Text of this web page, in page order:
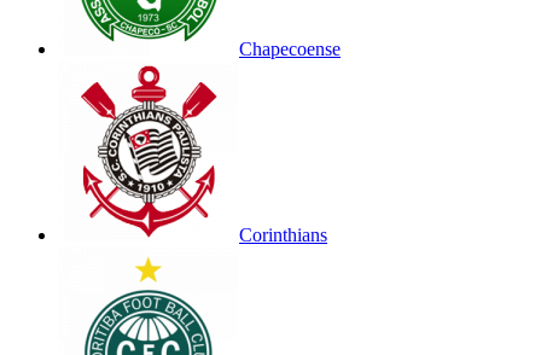
Chapecoense
Corinthians